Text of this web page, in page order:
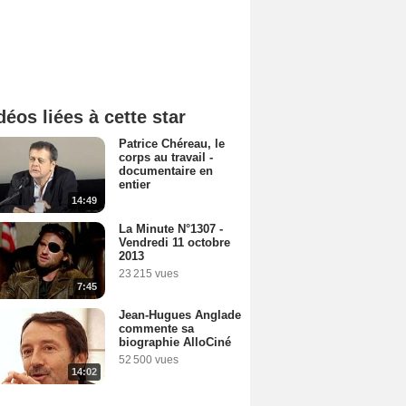
liées à cette star
14:49
Patrice Chéreau, le
corps au travail -
documentaire en
entier
7:45
La Minute N°1307 -
Vendredi 11 octobre
2013
23 215 vues
14:02
Jean-Hugues Anglade
commente sa
biographie AlloCiné
52 500 vues